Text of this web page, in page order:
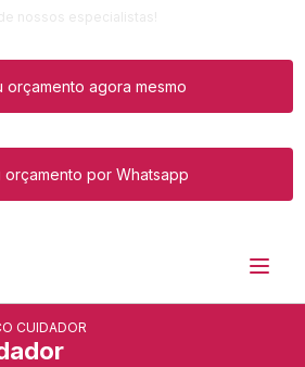
orçamento agora mesmo
orçamento por Whatsapp
CUIDADOR